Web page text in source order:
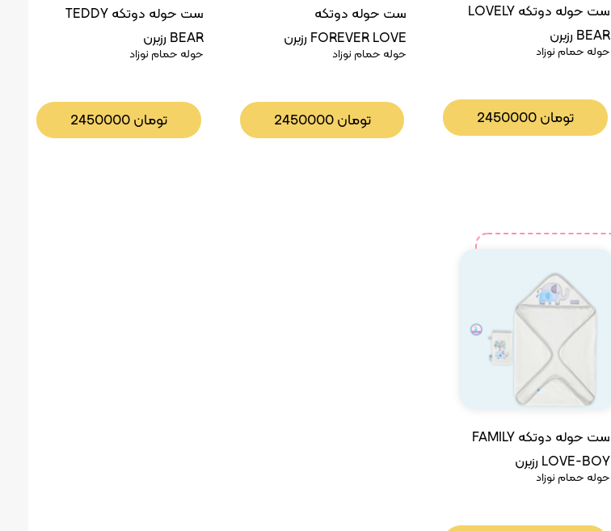
ست حوله دوتکه TEDDY
BEAR رزبرن
حوله حمام نوزاد
2450000تومان
ست حوله دوتکه
FOREVER LOVE رزبرن
حوله حمام نوزاد
2450000تومان
ست حوله دوتکه LOVELY
BEAR رزبرن
حوله حمام نوزاد
2450000تومان
ست حوله دوتکه FAMILY
LOVE-BOY رزبرن
حوله حمام نوزاد